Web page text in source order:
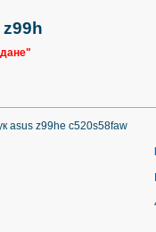
asus z99he c520s58faw